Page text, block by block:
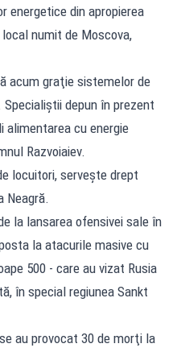
energetice din apropierea
numit de Moscova,
acum graţie sistemelor de
depun în prezent
cu energie
Razvoiaiev.
locuitori, serveşte drept
Neagră.
la lansarea ofensivei sale în
la atacurile masive cu
500 - care au vizat Rusia
în special regiunea Sankt
au provocat 30 de morţi la